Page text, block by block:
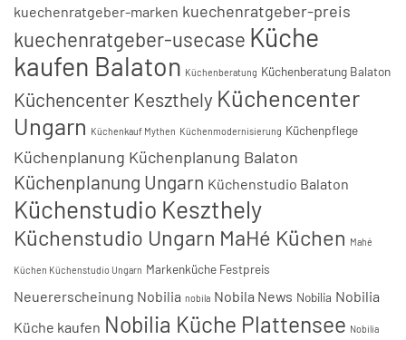
kuechenratgeber-marken kuechenratgeber-preis
kuechenratgeber-usecase Küche
kaufen Balaton Küchenberatung Küchenberatung Balaton
Küchencenter Keszthely Küchencenter
Ungarn Küchenkauf Mythen Küchenmodernisierung Küchenpflege
Küchenplanung Küchenplanung Balaton
Küchenplanung Ungarn Küchenstudio Balaton
Küchenstudio Keszthely
Küchenstudio Ungarn MaHé Küchen Mahé
Küchen Küchenstudio Ungarn Markenküche Festpreis
Neuererscheinung Nobilia nobila Nobila News Nobilia Nobilia
Küche kaufen Nobilia Küche Plattensee Nobilia